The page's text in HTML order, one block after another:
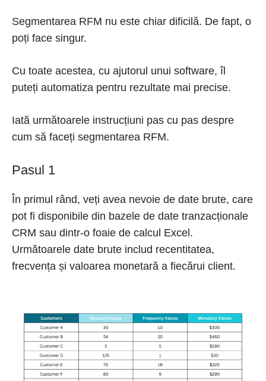
Segmentarea RFM nu este chiar dificilă. De fapt, o
poți face singur.
Cu toate acestea, cu ajutorul unui software, îl
puteți automatiza pentru rezultate mai precise.
Iată următoarele instrucțiuni pas cu pas despre
cum să faceți segmentarea RFM.
Pasul 1
În primul rând, veți avea nevoie de date brute, care
pot fi disponibile din bazele de date tranzacționale
CRM sau dintr-o foaie de calcul Excel.
Următoarele date brute includ recentitatea,
frecvența și valoarea monetară a fiecărui client.